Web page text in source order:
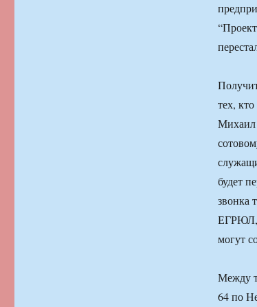
тех,
Михаил
будет
звонка
ЕГРЮЛ,
могут
Между
64 по